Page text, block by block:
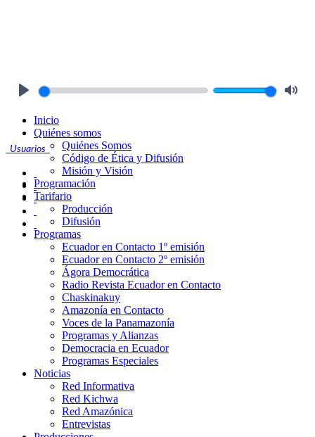
Usuarios
Inicio
Quiénes somos
Quiénes Somos
Código de Ética y Difusión
Misión y Visión
Programación
Tarifario
Producción
Difusión
Programas
Ecuador en Contacto 1º emisión
Ecuador en Contacto 2º emisión
Ágora Democrática
Radio Revista Ecuador en Contacto
Chaskinakuy
Amazonía en Contacto
Voces de la Panamazonía
Programas y Alianzas
Democracia en Ecuador
Programas Especiales
Noticias
Red Informativa
Red Kichwa
Red Amazónica
Entrevistas